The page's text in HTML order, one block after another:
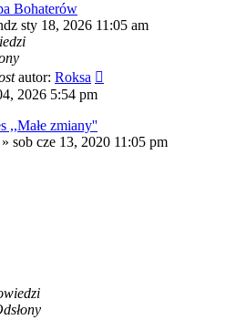
Bohaterów
sty 18, 2026 11:05 am
autor: Roksa
2026 5:54 pm
,,Małe zmiany''
» sob cze 13, 2020 11:05 pm